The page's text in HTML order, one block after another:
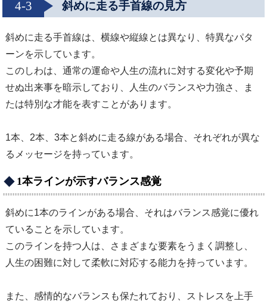
4-3 斜めに走る手首線の見方
斜めに走る手首線は、横線や縦線とは異なり、特異なパタ
ーンを示しています。
このしわは、通常の運命や人生の流れに対する変化や予期
せぬ出来事を暗示しており、人生のバランスや力強さ、ま
たは特別な才能を表すことがあります。
1本、2本、3本と斜めに走る線がある場合、それぞれが異な
るメッセージを持っています。
1本ラインが示すバランス感覚
斜めに1本のラインがある場合、それはバランス感覚に優れ
ていることを示しています。
このラインを持つ人は、さまざまな要素をうまく調整し、
人生の困難に対して柔軟に対応する能力を持っています。
また、感情的なバランスも保たれており、ストレスを上手